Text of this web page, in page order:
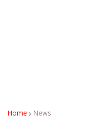
Home News